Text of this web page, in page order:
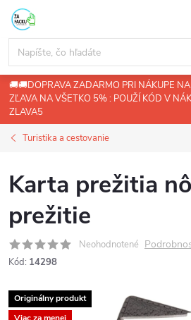
Prejsť
obsah
🚚🚚DOPRAVA ZADARMO PRI NÁKUPE
ZĽAVA NA VŠETKO 5% : POUŽÍ KÓD V
ZLAVA5
Turistika a cestovanie
Karta prežitia
prežitie
Neohodnotené
Kód: 14298
Originálny produkt